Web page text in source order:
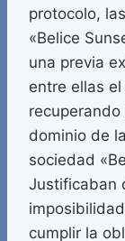
protocolo,
«Belice
una previa
entre ellas
dominio de
sociedad
Justificaban
cumplir la